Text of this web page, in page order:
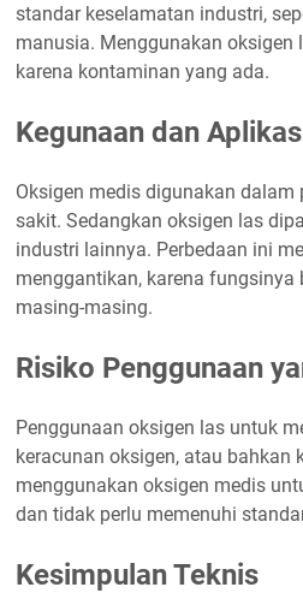
standar keselamatan industri,
manusia. Menggunakan
karena kontaminan yang ada.
Kegunaan dan
Oksigen medis digunakan dalam
sakit. Sedangkan oksigen las
industri lainnya. Perbedaan ini
menggantikan, karena
masing-masing.
Risiko Penggunaan
Penggunaan oksigen las untuk
keracunan oksigen, atau
menggunakan oksigen medis
dan tidak perlu memenuhi
Kesimpulan Teknis